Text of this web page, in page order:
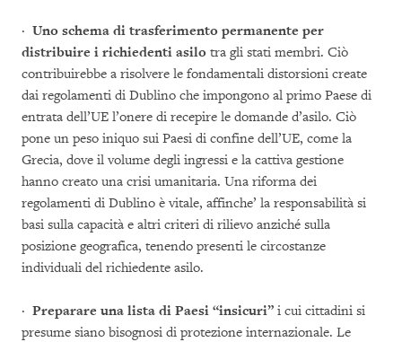
· Uno schema di trasferimento permanente per
distribuire i richiedenti asilo tra gli stati membri. Ciò
contribuirebbe a risolvere le fondamentali distorsioni create
dai regolamenti di Dublino che impongono al primo Paese di
entrata dell’UE l’onere di recepire le domande d’asilo. Ciò
pone un peso iniquo sui Paesi di confine dell’UE, come la
Grecia, dove il volume degli ingressi e la cattiva gestione
hanno creato una crisi umanitaria. Una riforma dei
regolamenti di Dublino è vitale, affinche’ la responsabilità si
basi sulla capacità e altri criteri di rilievo anziché sulla
posizione geografica, tenendo presenti le circostanze
individuali del richiedente asilo.
· Preparare una lista di Paesi “insicuri” i cui cittadini si
presume siano bisognosi di protezione internazionale. Le